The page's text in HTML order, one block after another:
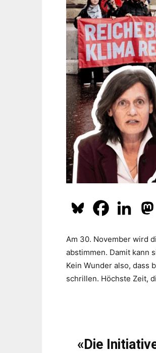
Am 30. November wird
abstimmen. Damit kann
Kein Wunder also, dass
schrillen. Höchste Zeit,
«Die